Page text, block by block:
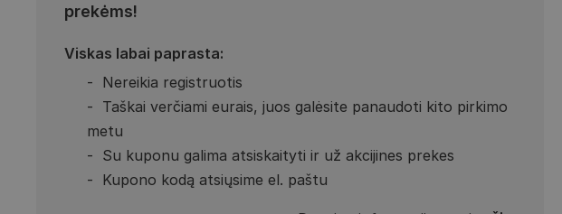
prekėms!
Viskas labai paprasta:
Nereikia registruotis
Taškai verčiami eurais, juos galėsite panaudoti kito pirkimo
metu
Su kuponu galima atsiskaityti ir už akcijines prekes
Kupono kodą atsiųsime el. paštu